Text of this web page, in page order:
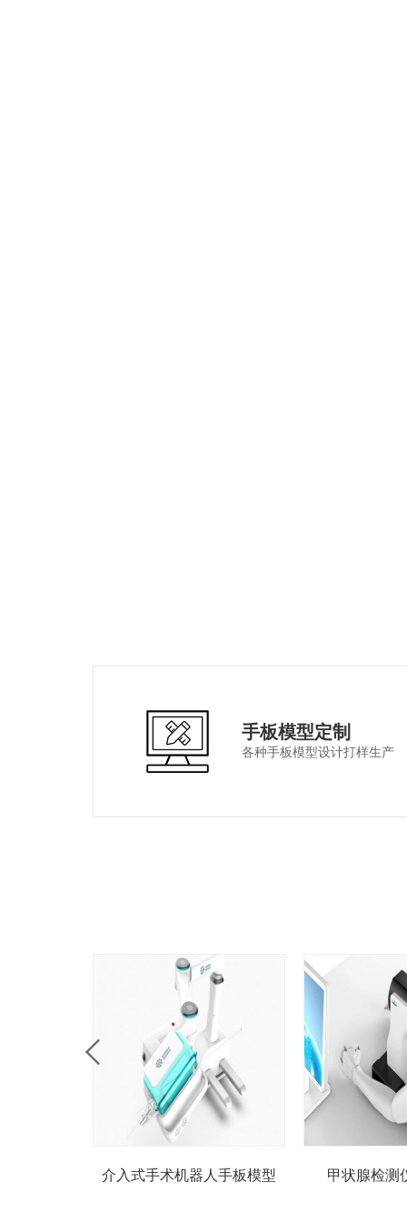
手板模型定制
各种手板模型设计打样生产
介入式手术机器人手板模型 甲状腺检测